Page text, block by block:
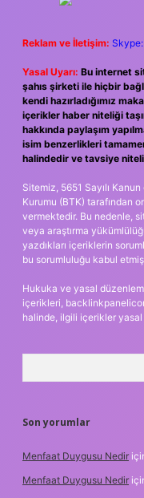
Reklam ve İletişim:
Yasal Uyarı: Bu internet
şahıs şirketi ile hiçbir
kendi hazırladığımız
içerikler haber niteliği
hakkında paylaşım
isim benzerlikleri
halindedir ve tavsiye
Sitemiz, 5651 Sayılı
Kurumu (BTK) tarafından
vermektedir. Bu nedenle,
veya araştırma
yazdıkları içeriklerin
bu sorumluluğu kabul etmiş
Hukuka ve yasal
içerikleri,
halinde, ilgili içerikler yasal
Son yorumlar
Menfaat Duygusu Nedir
Menfaat Duygusu Nedir